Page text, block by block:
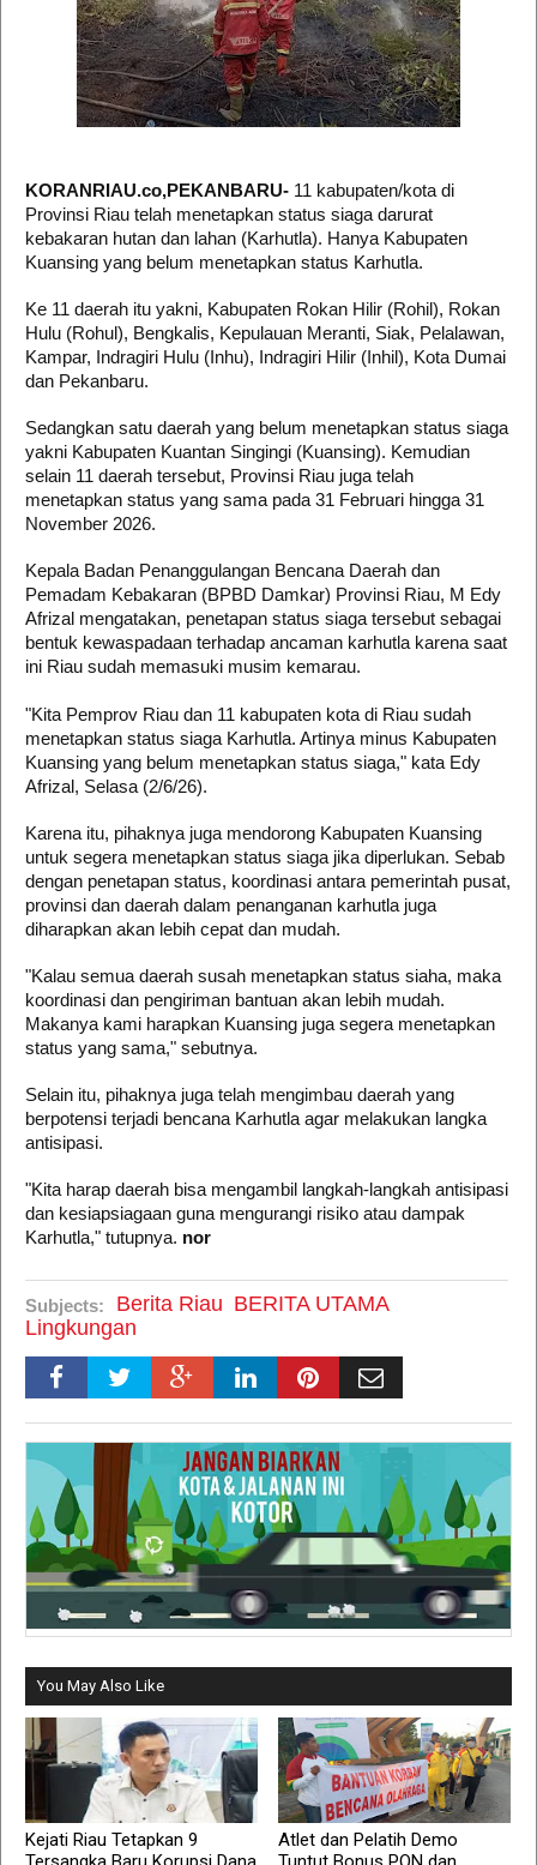
KORANRIAU.co,PEKANBARU- 11 kabupaten/kota di
Provinsi Riau telah menetapkan status siaga darurat
kebakaran hutan dan lahan (Karhutla). Hanya Kabupaten
Kuansing yang belum menetapkan status Karhutla.
Ke 11 daerah itu yakni, Kabupaten Rokan Hilir (Rohil), Rokan
Hulu (Rohul), Bengkalis, Kepulauan Meranti, Siak, Pelalawan,
Kampar, Indragiri Hulu (Inhu), Indragiri Hilir (Inhil), Kota Dumai
dan Pekanbaru.
Sedangkan satu daerah yang belum menetapkan status siaga
yakni Kabupaten Kuantan Singingi (Kuansing). Kemudian
selain 11 daerah tersebut, Provinsi Riau juga telah
menetapkan status yang sama pada 31 Februari hingga 31
November 2026.
Kepala Badan Penanggulangan Bencana Daerah dan
Pemadam Kebakaran (BPBD Damkar) Provinsi Riau, M Edy
Afrizal mengatakan, penetapan status siaga tersebut sebagai
bentuk kewaspadaan terhadap ancaman karhutla karena saat
ini Riau sudah memasuki musim kemarau.
"Kita Pemprov Riau dan 11 kabupaten kota di Riau sudah
menetapkan status siaga Karhutla. Artinya minus Kabupaten
Kuansing yang belum menetapkan status siaga," kata Edy
Afrizal, Selasa (2/6/26).
Karena itu, pihaknya juga mendorong Kabupaten Kuansing
untuk segera menetapkan status siaga jika diperlukan. Sebab
dengan penetapan status, koordinasi antara pemerintah pusat,
provinsi dan daerah dalam penanganan karhutla juga
diharapkan akan lebih cepat dan mudah.
"Kalau semua daerah susah menetapkan status siaha, maka
koordinasi dan pengiriman bantuan akan lebih mudah.
Makanya kami harapkan Kuansing juga segera menetapkan
status yang sama," sebutnya.
Selain itu, pihaknya juga telah mengimbau daerah yang
berpotensi terjadi bencana Karhutla agar melakukan langka
antisipasi.
"Kita harap daerah bisa mengambil langkah-langkah antisipasi
dan kesiapsiagaan guna mengurangi risiko atau dampak
Karhutla," tutupnya. nor
Subjects: Berita Riau BERITA UTAMA
Lingkungan
You May Also Like
Kejati Riau Tetapkan 9
Atlet dan Pelatih Demo